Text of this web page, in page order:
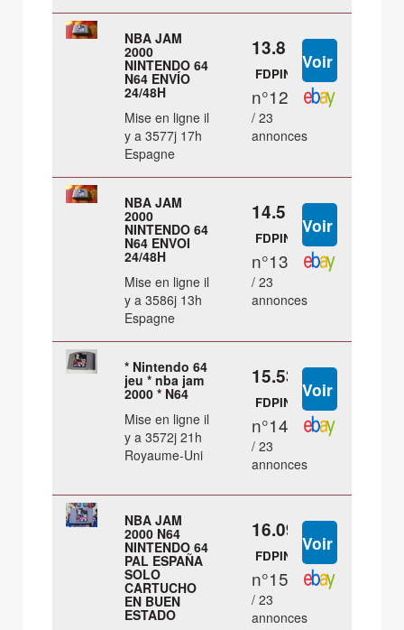
NBA JAM
2000
NINTENDO 64
N64 ENVÍO
24/48H
Mise en ligne il
y a 3577j 17h
Espagne
13.8 €
FDPIN
n°12
/ 23
annonces
NBA JAM
2000
NINTENDO 64
N64 ENVOI
24/48H
Mise en ligne il
y a 3586j 13h
Espagne
14.5 €
FDPIN
n°13
/ 23
annonces
* Nintendo 64
jeu * nba jam
2000 * N64
Mise en ligne il
y a 3572j 21h
Royaume-Uni
15.53 €
FDPIN
n°14
/ 23
annonces
NBA JAM
2000 N64
NINTENDO 64
PAL ESPAÑA
SOLO
CARTUCHO
EN BUEN
ESTADO
16.09 €
FDPIN
n°15
/ 23
annonces